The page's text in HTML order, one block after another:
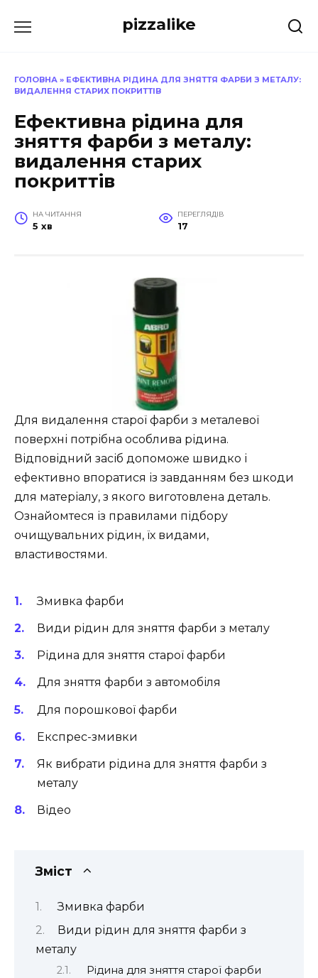
до
pizzalike
ГОЛОВНА » ЕФЕКТИВНА РІДИНА ДЛЯ ЗНЯТТЯ ФАРБИ З МЕТАЛУ:
ВИДАЛЕННЯ СТАРИХ ПОКРИТТІВ
Ефективна рідина для
зняття фарби з металу:
видалення старих
покриттів
НА ЧИТАННЯ
5 хв
ПЕРЕГЛЯДІВ
17
Для видалення старої фарби з металевої
поверхні потрібна особлива рідина.
Відповідний засіб допоможе швидко і
ефективно впоратися із завданням без шкоди
для матеріалу, з якого виготовлена деталь.
Ознайомтеся із правилами підбору
очищувальних рідин, їх видами,
властивостями.
Змивка фарби
Види рідин для зняття фарби з металу
Рідина для зняття старої фарби
Для зняття фарби з автомобіля
Для порошкової фарби
Експрес-змивки
Як вибрати рідина для зняття фарби з
металу
Відео
Зміст
Змивка фарби
Види рідин для зняття фарби з
металу
Рідина для зняття старої фарби